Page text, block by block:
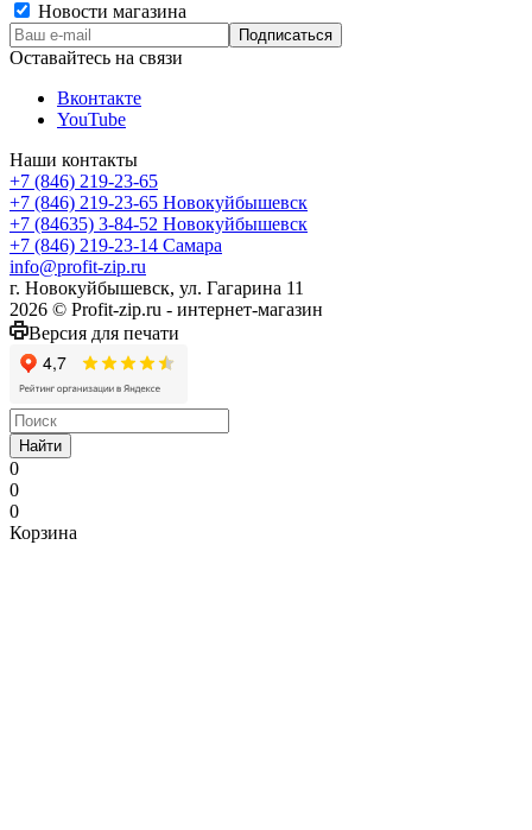
Новости магазина
Оставайтесь на связи
Вконтакте
YouTube
Наши контакты
+7 (846) 219-23-65
+7 (846) 219-23-65 Новокуйбышевск
+7 (84635) 3-84-52 Новокуйбышевск
+7 (846) 219-23-14 Самара
info@profit-zip.ru
г. Новокуйбышевск, ул. Гагарина 11
2026 © Profit-zip.ru - интернет-магазин
Версия для печати
Найти
0
0
0
Корзина